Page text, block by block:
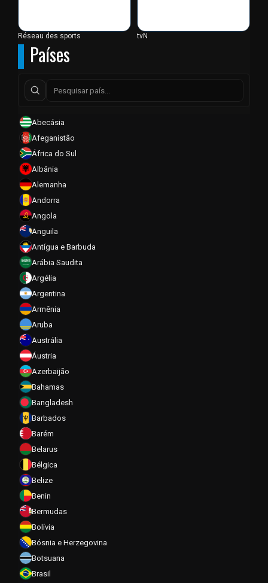
Países
Abecásia
Afeganistão
África do Sul
Albânia
Alemanha
Andorra
Angola
Anguila
Antígua e Barbuda
Arábia Saudita
Argélia
Argentina
Armênia
Aruba
Austrália
Áustria
Azerbaijão
Bahamas
Bangladesh
Barbados
Barém
Belarus
Bélgica
Belize
Benin
Bermudas
Bolívia
Bósnia e Herzegovina
Botsuana
Brasil
Réseau des sports tvN